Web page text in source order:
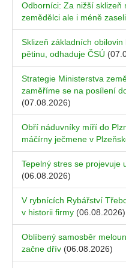
Odborníci: Za nižší sklizeň
zemědělci ale i méně zaseli
Sklizeň základních
pětinu, odhaduje ČSÚ
Strategie Ministerstva
zaměříme se na posílení
(07.08.2026)
Obří náduvníky míří do
máčírny ječmene v
Tepelný stres se projevuje
(06.08.2026)
V rybnících Rybářství
v historii firmy (06.08.2026)
Oblíbený samosběr
začne dřív (06.08.2026)